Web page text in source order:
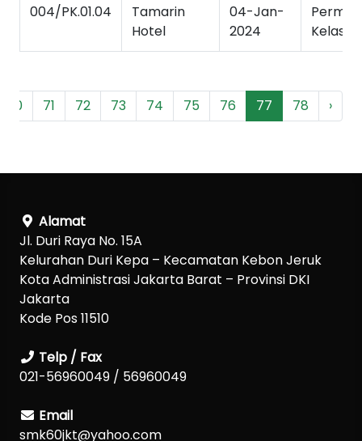
004/PK.01.04
Tamarin
Hotel
04-Jan-
2024
Kelas
70 71 72 73 74 75 76 77 78 ›
Alamat
Jl. Duri Raya No. 15A
Kelurahan Duri Kepa – Kecamatan Kebon Jeruk
Kota Administrasi Jakarta Barat – Provinsi DKI
Jakarta
Kode Pos 11510
Telp / Fax
021-56960049 / 56960049
Email
smk60jkt@yahoo.com